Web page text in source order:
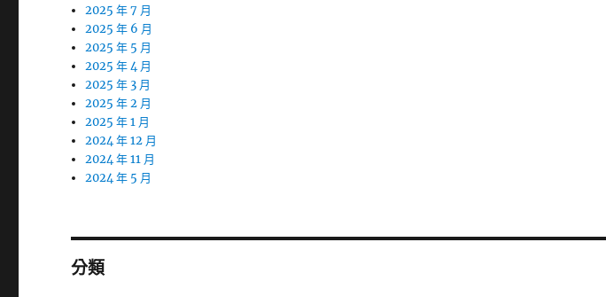
2025 年 7 月
2025 年 6 月
2025 年 5 月
2025 年 4 月
2025 年 3 月
2025 年 2 月
2025 年 1 月
2024 年 12 月
2024 年 11 月
2024 年 5 月
分類